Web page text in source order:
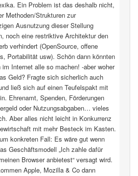
Ein Problem ist das deshalb nicht,
Methoden/Strukturen zur
Ausnutzung dieser Stellung
noch eine restriktive Architektur den
verhindert (OpenSource, offene
Portabilität usw). Schön dann könnten
im Internet alle so machen! -aber woher
Geld? Fragte sich sicherlich auch
ließ sich auf einen Teufelspakt mit
Ehrenamt, Spenden, Förderungen
oder Nutzungsabgaben… vieles
Aber alles nicht leicht in Konkurrenz
mit mehr Besteck im Kasten.
konkreten Fall: Es wäre gut wenn
Geschäftsmodell „Ich zahle dafür
Browser anbietest“ versagt wird.
Apple, Mozilla & Co dann